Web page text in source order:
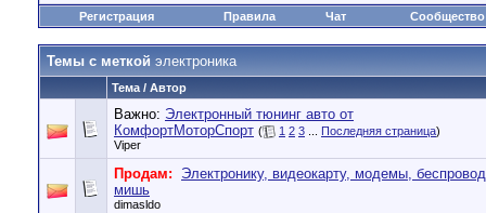
Регистрация Правила Чат Сообщество
Темы с меткой электроника
Тема / Автор
Важно: Электронный тюнинг авто от
КомфортМоторСпорт ( 1 2 3 Последняя страница)
Vipеr
Продам:
Электронику, видеокарту, модемы,
мишь
dimasldo